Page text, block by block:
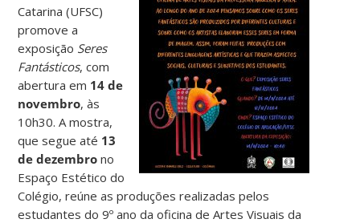
Catarina (UFSC)
promove a
exposição Seres
Fantásticos, com
abertura em 14 de
novembro, às
10h30. A mostra,
que segue até 13
de dezembro no
Espaço Estético do
Colégio, reúne as produções realizadas pelos
estudantes do 9º ano da oficina de Artes Visuais da